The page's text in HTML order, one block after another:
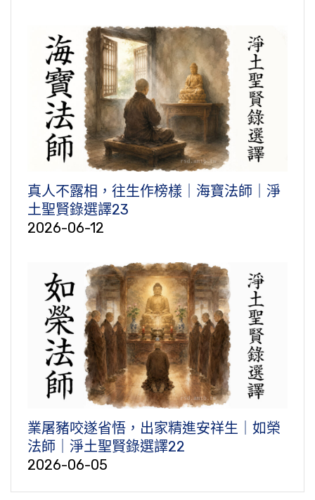
真人不露相，往生作榜樣｜海寶法師｜淨
土聖賢錄選譯23
2026-06-12
業屠豬咬遂省悟，出家精進安祥生｜如榮
法師｜淨土聖賢錄選譯22
2026-06-05